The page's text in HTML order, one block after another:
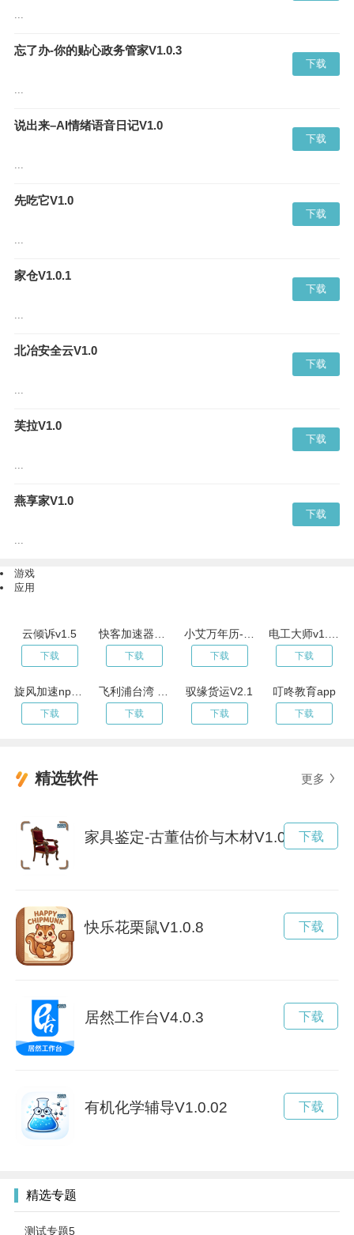
...
忘了办-你的贴心政务管家V1.0.3
...
下载
说出来–AI情绪语音日记V1.0
...
下载
先吃它V1.0
...
下载
家仓V1.0.1
...
下载
北冶安全云V1.0
...
下载
芙拉V1.0
...
下载
燕享家V1.0
...
下载
游戏
应用
云倾诉v1.5
下载 下载 下载 下载
旋风加速npv官网下载
下载 下载
驭缘货运V2.1
下载
叮咚教育app
下载
精选软件 更多
家具鉴定-古董估价与木材V1.0.2 下载
快乐花栗鼠V1.0.8 下载
居然工作台V4.0.3 下载
有机化学辅导V1.0.02 下载
精选专题
测试专题5